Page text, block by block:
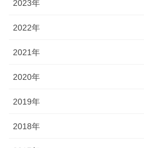
2023年
2022年
2021年
2020年
2019年
2018年